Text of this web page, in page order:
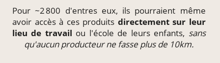
Pour ~2 800 d'entres eux, ils pourraient même
avoir accès à ces produits directementsur leur
lieu de travail ou l'école de leurs enfants, sans
qu'aucun producteur ne fasse plus de 10km.